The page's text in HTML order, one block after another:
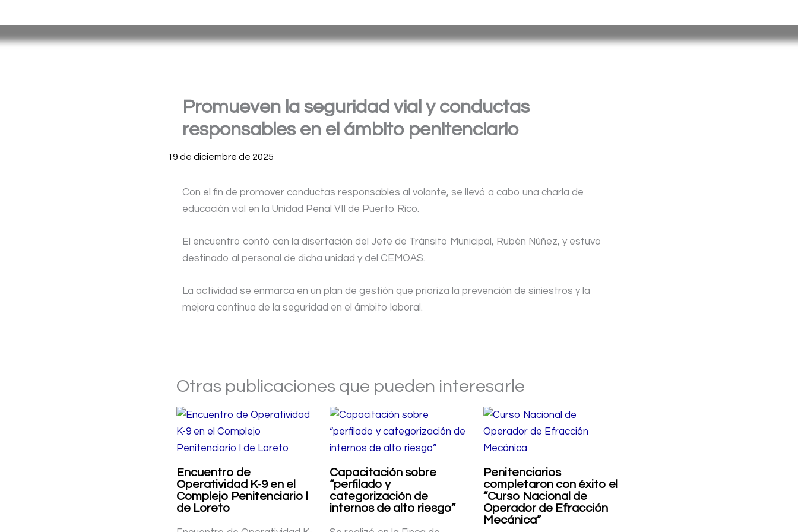
al
contenido
Promueven la seguridad vial y conductas
responsables en el ámbito penitenciario
19 de diciembre de 2025
Con el fin de promover conductas responsables al volante, se llevó a cabo una charla de
educación vial en la Unidad Penal VII de Puerto Rico.
El encuentro contó con la disertación del Jefe de Tránsito Municipal, Rubén Núñez, y estuvo
destinado al personal de dicha unidad y del CEMOAS.
La actividad se enmarca en un plan de gestión que prioriza la prevención de siniestros y la
mejora continua de la seguridad en el ámbito laboral.
Otras publicaciones que pueden interesarle
Encuentro de
Operatividad K-9 en el
Complejo Penitenciario l
de Loreto
Capacitación sobre
“perfilado y
categorización de
internos de alto riesgo”
Penitenciarios
completaron con éxito el
“Curso Nacional de
Operador de Efracción
Mecánica”